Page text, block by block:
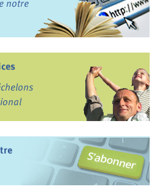
notre